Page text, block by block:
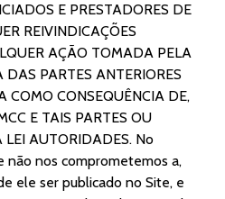
E PRESTADORES DE
REIVINDICAÇÕES
AÇÃO TOMADA PELA
PARTES ANTERIORES
COMO CONSEQUÊNCIA DE,
E TAIS PARTES OU
LEI AUTORIDADES. No
não nos comprometemos a,
ele ser publicado no Site, e